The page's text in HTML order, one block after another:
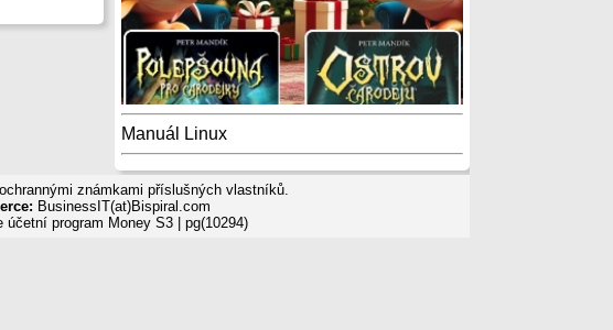
Manuál Linux
známkami příslušných vlastníků.
BusinessIT(at)Bispiral.com
účetní program Money S3 | pg(10294)